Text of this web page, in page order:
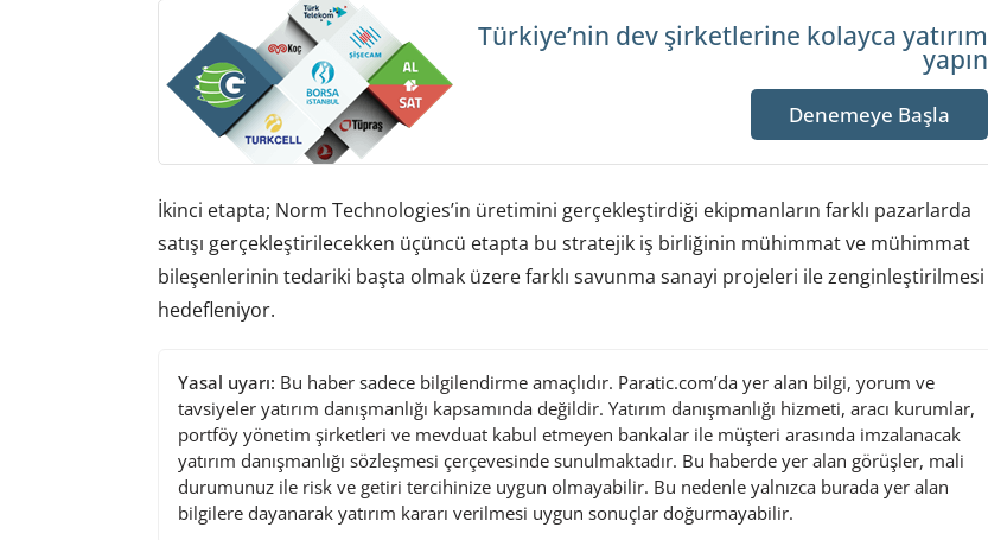
Türkiye’nin dev şirketlerine kolayca yatırım
yapın
Denemeye Başla
İkinci etapta; Norm Technologies’in üretimini gerçekleştirdiği ekipmanların farklı pazarlarda
satışı gerçekleştirilecekken üçüncü etapta bu stratejik iş birliğinin mühimmat ve mühimmat
bileşenlerinin tedariki başta olmak üzere farklı savunma sanayi projeleri ile zenginleştirilmesi
hedefleniyor.
Yasal uyarı: Bu haber sadece bilgilendirme amaçlıdır. Paratic.com’da yer alan bilgi, yorum ve
tavsiyeler yatırım danışmanlığı kapsamında değildir. Yatırım danışmanlığı hizmeti, aracı kurumlar,
portföy yönetim şirketleri ve mevduat kabul etmeyen bankalar ile müşteri arasında imzalanacak
yatırım danışmanlığı sözleşmesi çerçevesinde sunulmaktadır. Bu haberde yer alan görüşler, mali
durumunuz ile risk ve getiri tercihinize uygun olmayabilir. Bu nedenle yalnızca burada yer alan
bilgilere dayanarak yatırım kararı verilmesi uygun sonuçlar doğurmayabilir.